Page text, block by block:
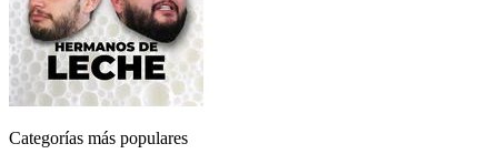
Categorías más populares